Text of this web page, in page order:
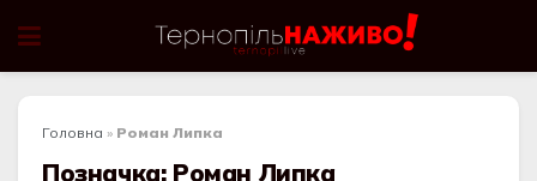
Головна » Роман Липка
Позначка: Роман Липка